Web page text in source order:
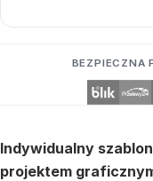
BEZPIECZNA
Indywidualny
projektem